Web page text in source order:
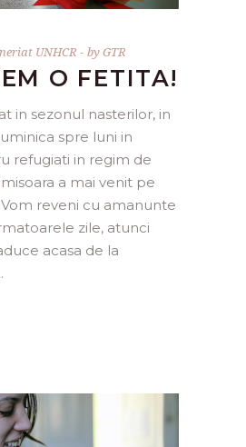
UNHCR byGTR
O FETITA!
in sezonul nasterilor, in
spre luni in
refugiati in regim de
a mai venit pe
reveni cu amanunte
zile, atunci
acasa de la